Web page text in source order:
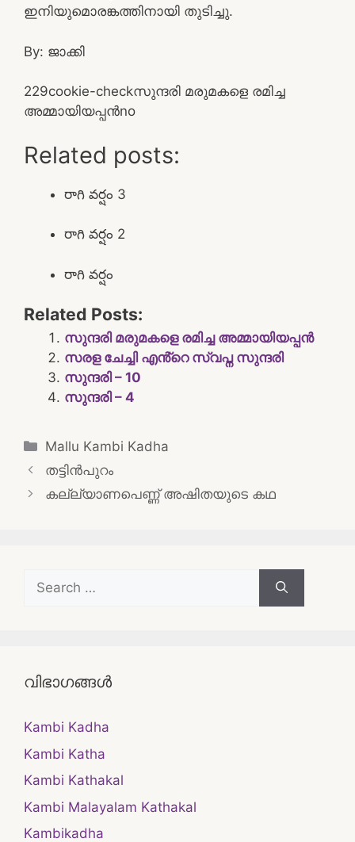
ഇനിയുമൊരങ്കത്തിനായി തുടിച്ചു.
By: ജാക്കി
229cookie-checkസുന്ദരി മരുമകളെ രമിച്ച
അമ്മായിയപ്പൻno
Related posts:
రాగి వర్షం 3
రాగి వర్షం 2
రాగి వర్షం
Related Posts:
സുന്ദരി മരുമകളെ രമിച്ച അമ്മായിയപ്പൻ
സരള ചേച്ചി എൻ്റെ സ്വപ്ന സുന്ദരി
സുന്ദരി – 10
സുന്ദരി – 4
Categories
Mallu Kambi Kadha
Post
navigation
തട്ടിന്‍പുറം
കല്ല്യാണപെണ്ണ് അഷിതയുടെ കഥ
Search
for:
വിഭാഗങ്ങൾ
Kambi Kadha
Kambi Katha
Kambi Kathakal
Kambi Malayalam Kathakal
Kambikadha